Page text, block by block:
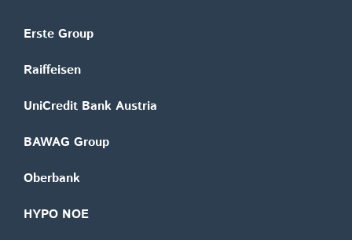
Erste Group
Raiffeisen
UniCredit Bank Austria
BAWAG Group
Oberbank
HYPO NOE